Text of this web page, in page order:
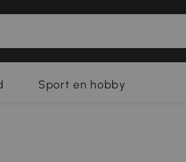
Sport en hobby